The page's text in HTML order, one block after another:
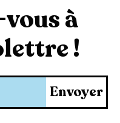
à
!
Envoyer